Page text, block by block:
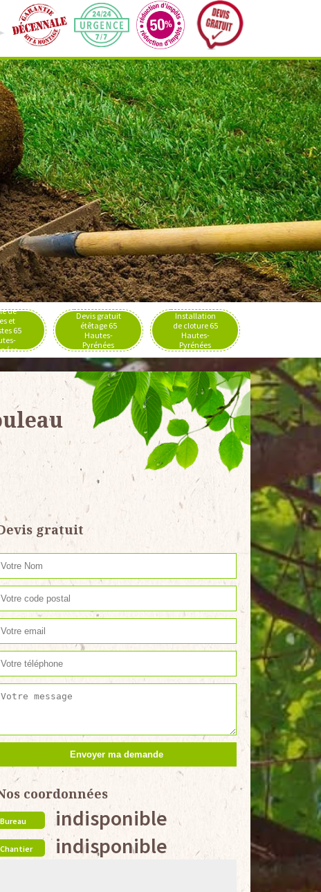
de
et
65
Devis gratuit
étêtage 65
Hautes-
Pyrénées
Installation
de cloture 65
Hautes-
Pyrénées
gratuit
coordonnées
Bureau indisponible
Chantier indisponible